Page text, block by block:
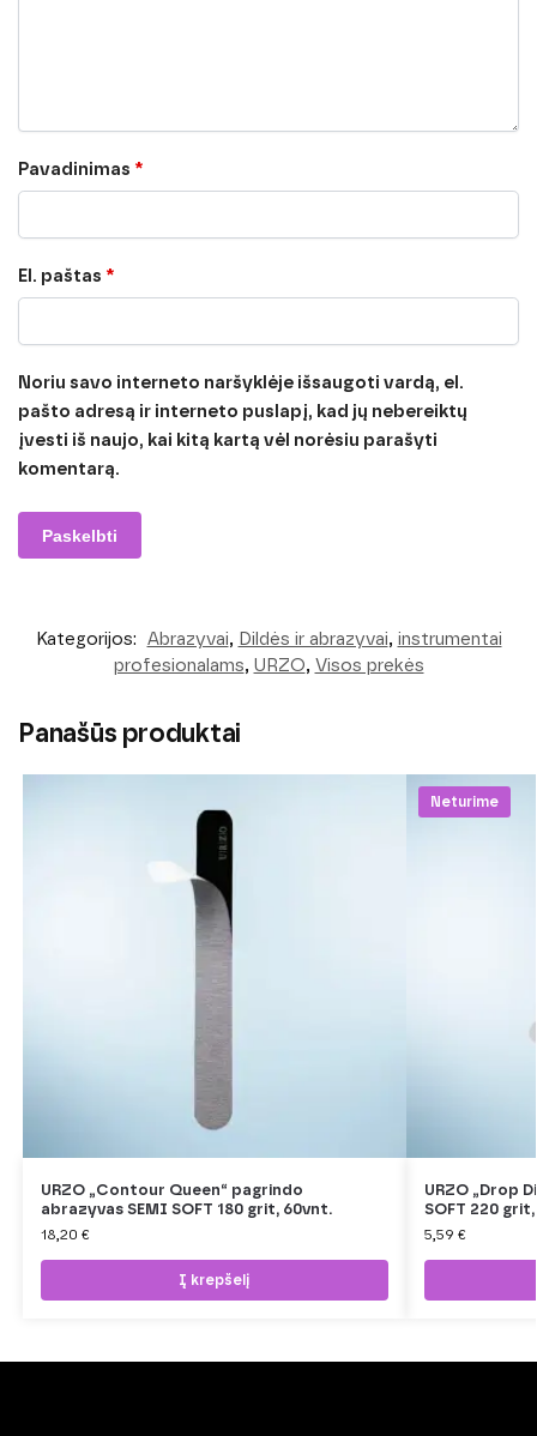
Pavadinimas *
El. paštas *
Noriu savo interneto naršyklėje išsaugoti vardą, el.
pašto adresą ir interneto puslapį, kad jų nebereiktų
įvesti iš naujo, kai kitą kartą vėl norėsiu parašyti
komentarą.
Kategorijos: Abrazyvai, Dildės ir abrazyvai, instrumentai
profesionalams, URZO, Visos prekės
Panašūs produktai
URZO „Contour Queen“ pagrindo
abrazyvas SEMI SOFT 180 grit, 60vnt.
18,20 €
Į krepšelį
Neturime
URZO „Drop
SOFT 220
5,59 €